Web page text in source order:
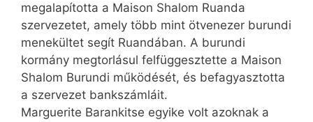
megalapította a Maison Shalom Ruanda
szervezetet, amely több mint ötvenezer burundi
menekültet segít Ruandában. A burundi
kormány megtorlásul felfüggesztette a Maison
Shalom Burundi működését, és befagyasztotta
a szervezet bankszámláit.
Marguerite Barankitse egyike volt azoknak a